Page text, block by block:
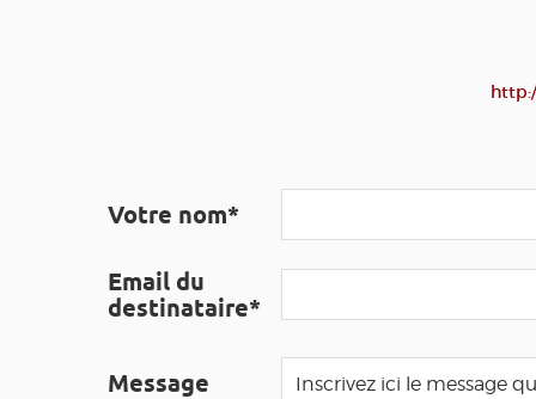
Votre nom*
Email du
destinataire*
Message